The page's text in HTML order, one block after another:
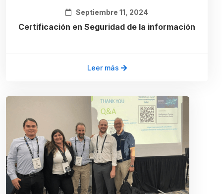
Septiembre 11, 2024
Certificación en Seguridad de la información
Leer más